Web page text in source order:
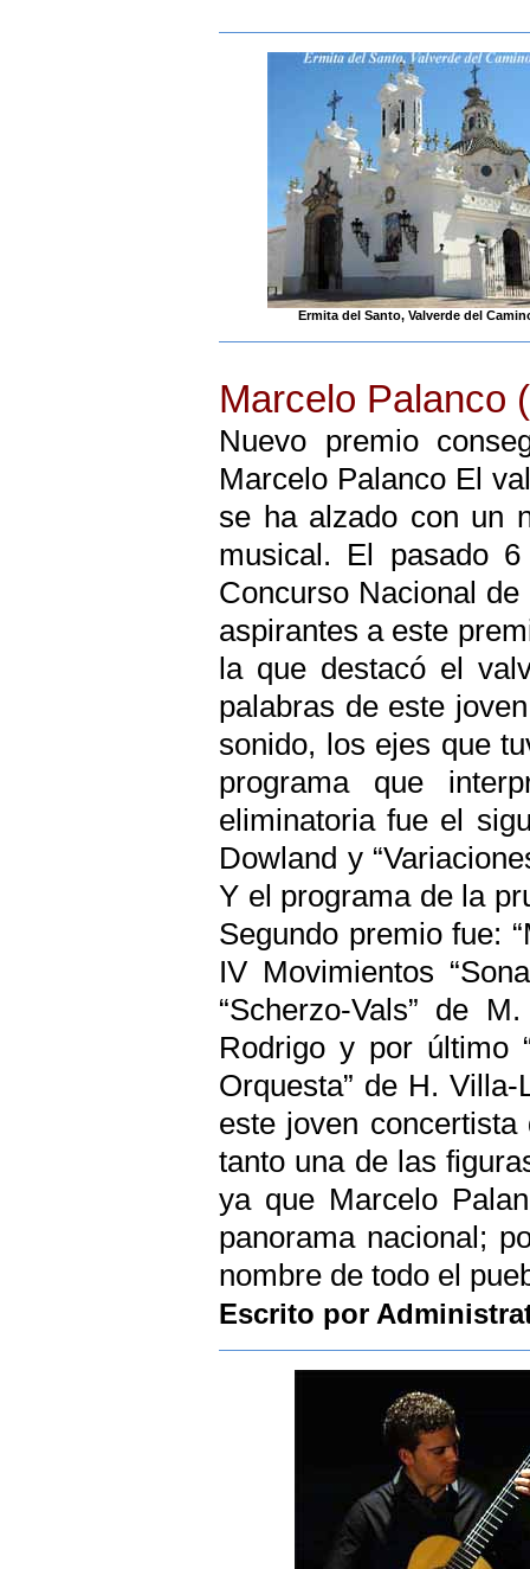
Ermita del Santo, Valverde del
Marcelo
Nuevo premio
Marcelo Palanco El
se ha alzado con un
musical. El pasado
Concurso Nacional
aspirantes a este
la que destacó el
palabras de este
sonido, los ejes que
programa que
eliminatoria fue el
Dowland y
Y el programa de la
Segundo premio fue:
IV Movimientos
“Scherzo-Vals” de
Rodrigo y por último
Orquesta” de H.
este joven
tanto una de las
ya que Marcelo
panorama nacional;
nombre de todo el
Escrito por